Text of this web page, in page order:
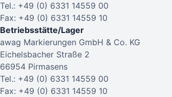
Tel.: +49 (0) 6331 14559 00
Fax: +49 (0) 6331 14559 10
Betriebsstätte/Lager
awag Markierungen GmbH & Co. KG
Eichelsbacher Straße 2
66954 Pirmasens
Tel.: +49 (0) 6331 14559 00
Fax: +49 (0) 6331 14559 10